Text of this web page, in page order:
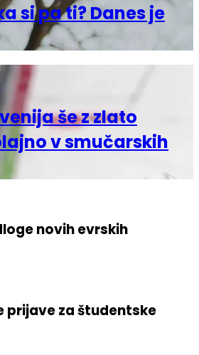
si pa ti? Danes je
še z zlato
v smučarskih
novih evrskih
prijave za študentske